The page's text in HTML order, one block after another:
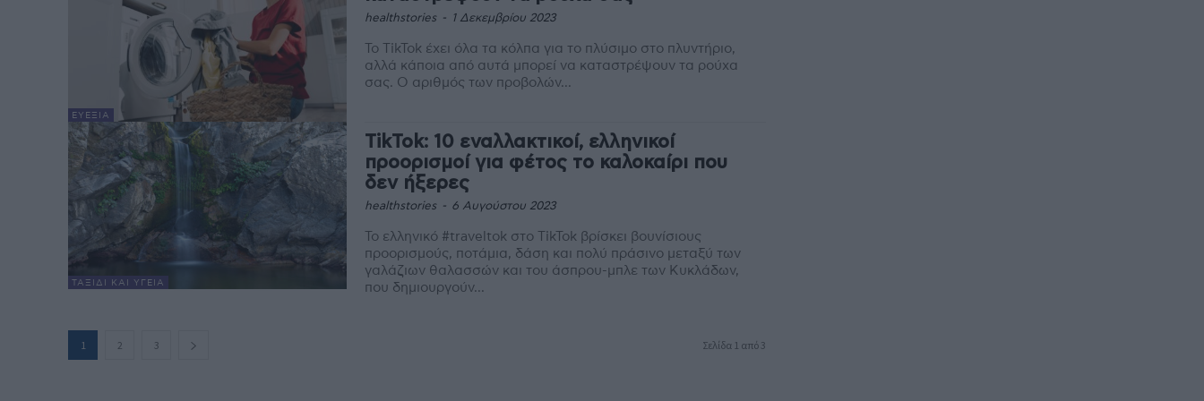
ΕΥΕΞΊΑ
healthstories - 1 Δεκεμβρίου 2023
Το TikTok έχει όλα τα κόλπα για το πλύσιμο στο πλυντήριο,
αλλά κάποια από αυτά μπορεί να καταστρέψουν τα ρούχα
σας. Ο αριθμός των προβολών...
ΤΑΞΊΔΙ ΚΑΙ ΥΓΕΊΑ
TikTok: 10 εναλλακτικοί, ελληνικοί
προορισμοί για φέτος το καλοκαίρι που
δεν ήξερες
healthstories - 6 Αυγούστου 2023
Το ελληνικό #traveltok στο TikTok βρίσκει βουνίσιους
προορισμούς, ποτάμια, δάση και πολύ πράσινο μεταξύ των
γαλάζιων θαλασσών και του άσπρου-μπλε των Κυκλάδων,
που δημιουργούν...
1 2 3 Σελίδα 1 από 3